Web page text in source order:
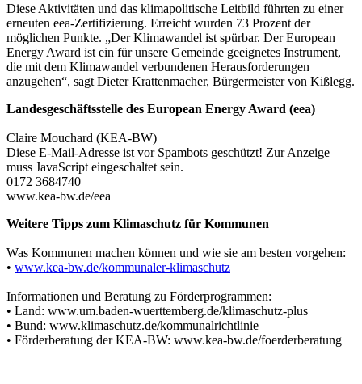
Diese Aktivitäten und das klimapolitische Leitbild führten zu einer
erneuten eea-Zertifizierung. Erreicht wurden 73 Prozent der
möglichen Punkte. „Der Klimawandel ist spürbar. Der European
Energy Award ist ein für unsere Gemeinde geeignetes Instrument,
die mit dem Klimawandel verbundenen Herausforderungen
anzugehen“, sagt Dieter Krattenmacher, Bürgermeister von Kißlegg.
Landesgeschäftsstelle des European Energy Award (eea)
Claire Mouchard (KEA-BW)
Diese E-Mail-Adresse ist vor Spambots geschützt! Zur Anzeige
muss JavaScript eingeschaltet sein.
0172 3684740
www.kea-bw.de/eea
Weitere Tipps zum Klimaschutz für Kommunen
Was Kommunen machen können und wie sie am besten vorgehen:
• www.kea-bw.de/kommunaler-klimaschutz
Informationen und Beratung zu Förderprogrammen:
• Land: www.um.baden-wuerttemberg.de/klimaschutz-plus
• Bund: www.klimaschutz.de/kommunalrichtlinie
• Förderberatung der KEA-BW: www.kea-bw.de/foerderberatung